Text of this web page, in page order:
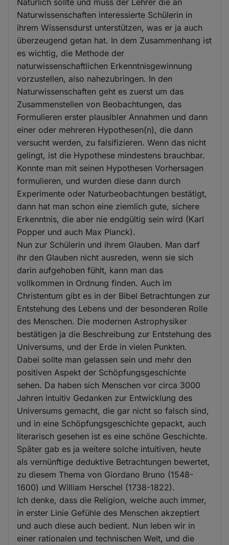
Naturwissenschaften interessierte Schülerin in
ihrem Wissensdurst unterstützen, was er ja auch
überzeugend getan hat. In dem Zusammenhang ist
es wichtig, die Methode der
naturwissenschaftlichen Erkenntnisgewinnung
vorzustellen, also nahezubringen. In den
Naturwissenschaften geht es zuerst um das
Zusammenstellen von Beobachtungen, das
Formulieren erster plausibler Annahmen und dann
einer oder mehreren Hypothesen(n), die dann
versucht werden, zu falsifizieren. Wenn das nicht
gelingt, ist die Hypothese mindestens brauchbar.
Konnte man mit seinen Hypothesen Vorhersagen
formulieren, und wurden diese dann durch
Experimente oder Naturbeobachtungen bestätigt,
dann hat man schon eine ziemlich gute, sichere
Erkenntnis, die aber nie endgültig sein wird (Karl
Popper und auch Max Planck).
Nun zur Schülerin und ihrem Glauben. Man darf
ihr den Glauben nicht ausreden, wenn sie sich
darin aufgehoben fühlt, kann man das
vollkommen in Ordnung finden. Auch im
Christentum gibt es in der Bibel Betrachtungen zur
Entstehung des Lebens und der besonderen Rolle
des Menschen. Die modernen Astrophysiker
bestätigen ja die Beschreibung zur Entstehung des
Universums, und der Erde in vielen Punkten.
Dabei sollte man gelassen sein und mehr den
positiven Aspekt der Schöpfungsgeschichte
sehen. Da haben sich Menschen vor circa 3000
Jahren intuitiv Gedanken zur Entwicklung des
Universums gemacht, die gar nicht so falsch sind,
und in eine Schöpfungsgeschichte gepackt, auch
literarisch gesehen ist es eine schöne Geschichte.
Später gab es ja weitere solche intuitiven, heute
als vernünftige deduktive Betrachtungen bewertet,
zu diesem Thema von Giordano Bruno (1548-
1600) und William Herschel (1738-1822).
Ich denke, dass die Religion, welche auch immer,
in erster Linie Gefühle des Menschen akzeptiert
und auch diese auch bedient. Nun leben wir in
einer rationalen und technischen Welt, und die